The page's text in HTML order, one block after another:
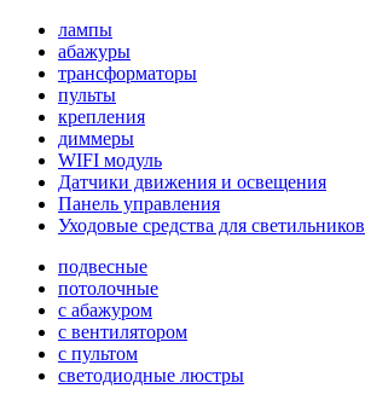
лампы
абажуры
трансформаторы
пульты
крепления
диммеры
WIFI модуль
Датчики движения и освещения
Панель управления
Уходовые средства для светильников
подвесные
потолочные
с абажуром
с вентилятором
с пультом
светодиодные люстры